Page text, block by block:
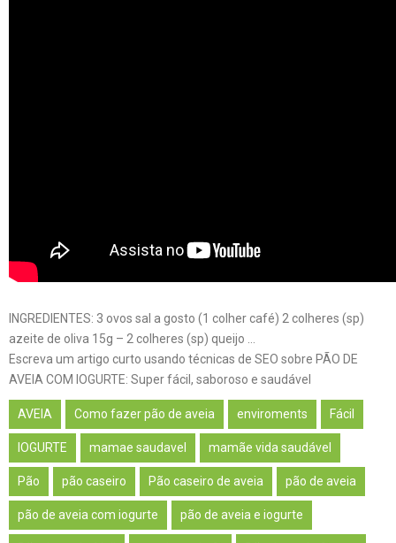
INGREDIENTES: 3 ovos sal a gosto (1 colher café) 2 colheres (sp)
azeite de oliva 15g – 2 colheres (sp) queijo …
Escreva um artigo curto usando técnicas de SEO sobre PÃO DE
AVEIA COM IOGURTE: Super fácil, saboroso e saudável
AVEIA Como fazer pão de aveia enviroments Fácil
IOGURTE mamae saudavel mamãe vida saudável
Pão pão caseiro Pão caseiro de aveia pão de aveia
pão de aveia com iogurte pão de aveia e iogurte